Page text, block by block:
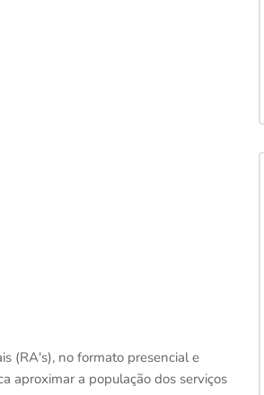
(RA's), no formato presencial e
aproximar a população dos serviços